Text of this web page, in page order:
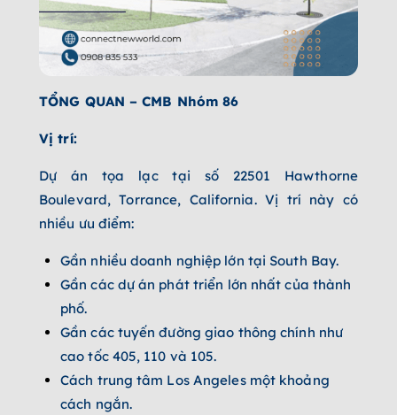
TỔNG QUAN – CMB Nhóm 86
Vị trí:
Dự án tọa lạc tại số 22501 Hawthorne
Boulevard, Torrance, California. Vị trí này có
nhiều ưu điểm:
Gần nhiều doanh nghiệp lớn tại South Bay.
Gần các dự án phát triển lớn nhất của thành
phố.
Gần các tuyến đường giao thông chính như
cao tốc 405, 110 và 105.
Cách trung tâm Los Angeles một khoảng
cách ngắn.